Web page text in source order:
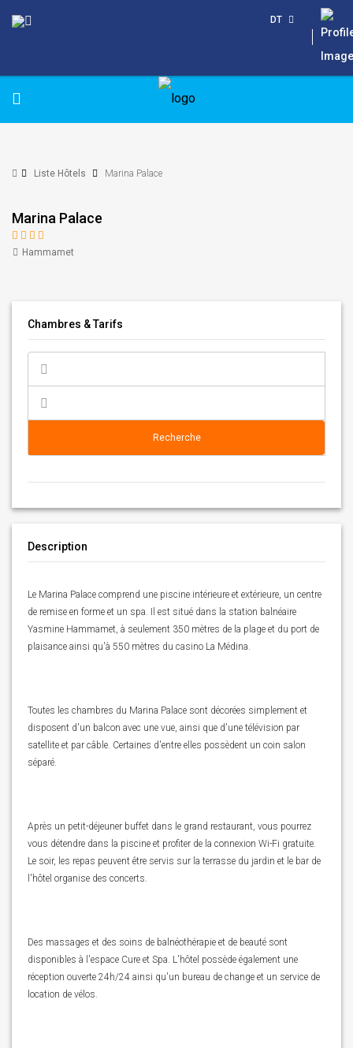
DT
Liste Hôtels Marina Palace
Marina Palace
Hammamet
Description
Le Marina Palace comprend une piscine intérieure et extérieure, un centre
de remise en forme et un spa. Il est situé dans la station balnéaire
Yasmine Hammamet, à seulement 350 mètres de la plage et du port de
plaisance ainsi qu'à 550 mètres du casino La Médina.
Toutes les chambres du Marina Palace sont décorées simplement et
disposent d'un balcon avec une vue, ainsi que d'une télévision par
satellite et par câble. Certaines d'entre elles possèdent un coin salon
séparé.
Après un petit-déjeuner buffet dans le grand restaurant, vous pourrez
vous détendre dans la piscine et profiter de la connexion Wi-Fi gratuite.
Le soir, les repas peuvent être servis sur la terrasse du jardin et le bar de
l'hôtel organise des concerts.
Des massages et des soins de balnéothérapie et de beauté sont
disponibles à l'espace Cure et Spa. L'hôtel possède également une
réception ouverte 24h/24 ainsi qu'un bureau de change et un service de
location de vélos.
Chambres & Tarifs
Recherche